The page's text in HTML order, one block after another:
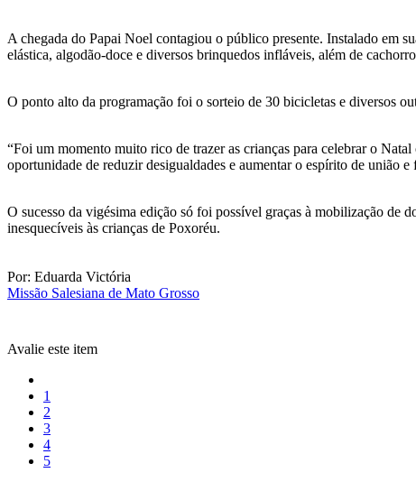
A chegada do Papai Noel contagiou o público presente. Instalado em
elástica, algodão-doce e diversos brinquedos infláveis, além de
O ponto alto da programação foi o sorteio de 30 bicicletas e diversos
“Foi um momento muito rico de trazer as crianças para celebrar o
oportunidade de reduzir desigualdades e aumentar o espírito de união
O sucesso da vigésima edição só foi possível graças à mobilização de
inesquecíveis às crianças de Poxoréu.
Por: Eduarda Victória
Missão Salesiana de Mato Grosso
Avalie este item
1
2
3
4
5